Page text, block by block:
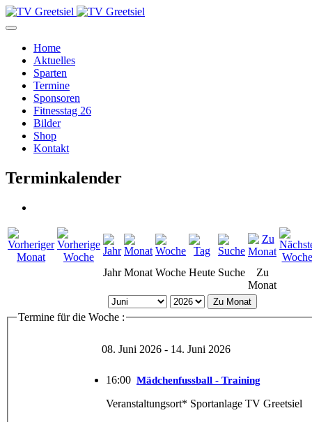
Home
Aktuelles
Sparten
Termine
Sponsoren
Fitnesstag 26
Bilder
Shop
Kontakt
Terminkalender
Jahr Monat Woche Heute Suche
Zu
Monat
Zu Monat
Termine für die Woche :
08. Juni 2026 - 14. Juni 2026
16:00 Mädchenfussball - Training
Veranstaltungsort* Sportanlage TV Greetsiel